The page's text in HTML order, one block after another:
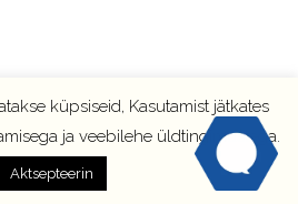
küpsiseid, Kasutamist jätkates
ja veebilehe üldtingimustega.
Aktsepteerin